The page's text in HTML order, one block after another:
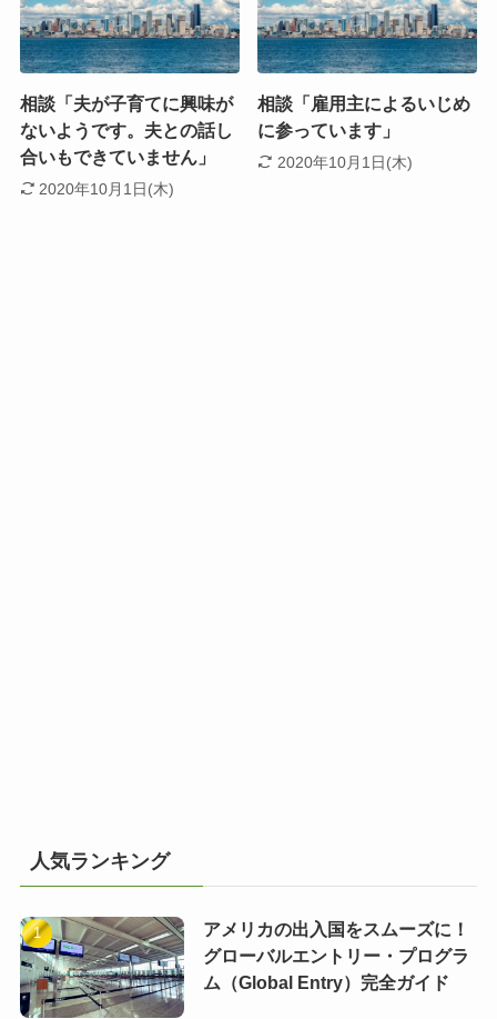
相談「夫が子育てに興味が
ないようです。夫との話し
合いもできていません」
2020年10月1日(木)
相談「雇用主によるいじめ
に参っています」
2020年10月1日(木)
人気ランキング
アメリカの出入国をスムーズに！
グローバルエントリー・プログラ
ム（Global Entry）完全ガイド